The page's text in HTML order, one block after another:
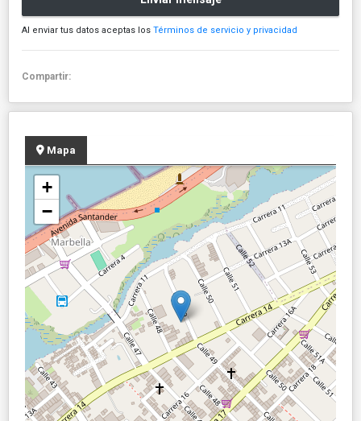
Al enviar tus datos aceptas los Términos de servicio y privacidad
Compartir:
Mapa
+
−